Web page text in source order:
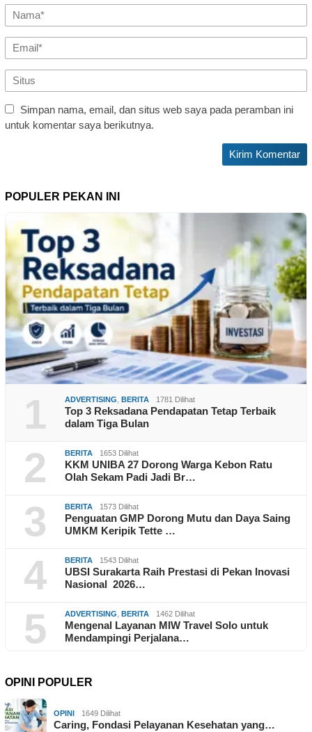
Simpan nama, email, dan situs web saya pada peramban ini
untuk komentar saya berikutnya.
POPULER PEKAN INI
1 ADVERTISING BERITA 1781 Dilihat
Top 3 Reksadana Pendapatan Tetap Terbaik
dalam Tiga Bulan
2 BERITA 1653 Dilihat
KKM UNIBA 27 Dorong Warga Kebon Ratu
Olah Sekam Padi Jadi Br…
3 BERITA 1573 Dilihat
Penguatan GMP Dorong Mutu dan Daya Saing
UMKM Keripik Tette …
4 BERITA 1543 Dilihat
UBSI Surakarta Raih Prestasi di Pekan Inovasi
Nasional 2026…
5 ADVERTISING BERITA 1462 Dilihat
Mengenal Layanan MIW Travel Solo untuk
Mendampingi Perjalana…
OPINI POPULER
OPINI 1649 Dilihat
Caring, Fondasi Pelayanan Kesehatan yang…